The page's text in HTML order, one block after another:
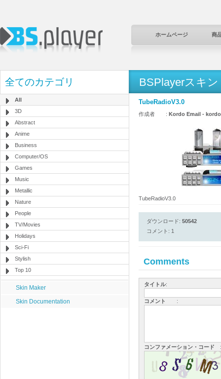
ホームページ 商
全てのカテゴリ
All
3D
Abstract
Anime
Business
Computer/OS
Games
Music
Metallic
Nature
People
TV/Movies
Holidays
Sci-Fi
Stylish
Top 10
Skin Maker
Skin Documentation
BSPlayerスキン
TubeRadioV3.0
作成者 : Kordo Email -
TubeRadioV3.0
ダウンロード: 50542
コメント: 1
Comments
タイトル:
コメント :
コンファメーション・コード :